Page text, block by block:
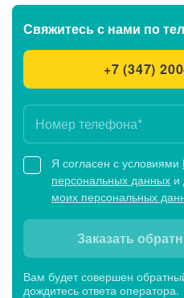
Свяжитесь с нами по
+7 (347)
Я согласен с условиями
персональных данных и
моих персональных
Заказать
Вам будет совершен
дождитесь ответа оператора.